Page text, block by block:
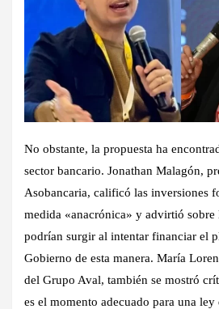
No obstante, la propuesta ha
sector bancario. Jonathan Malagón,
Asobancaria, calificó las inversiones
medida «anacrónica» y advirtió sobre
podrían surgir al intentar financiar el
Gobierno de esta manera. María
del Grupo Aval, también se mostró
es el momento adecuado para una